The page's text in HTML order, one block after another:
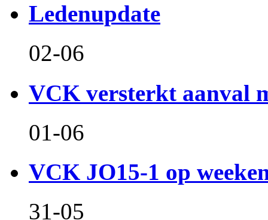
Ledenupdate
02-06
VCK versterkt aanval
01-06
VCK JO15-1 op
31-05